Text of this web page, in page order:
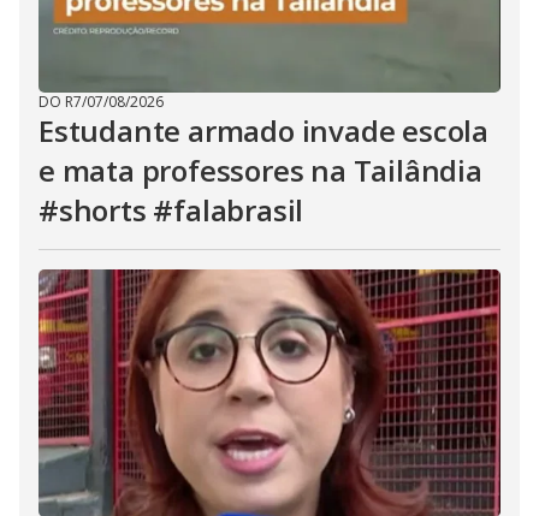
DO R7/07/08/2026
Estudante armado invade escola
e mata professores na Tailândia
#shorts #falabrasil